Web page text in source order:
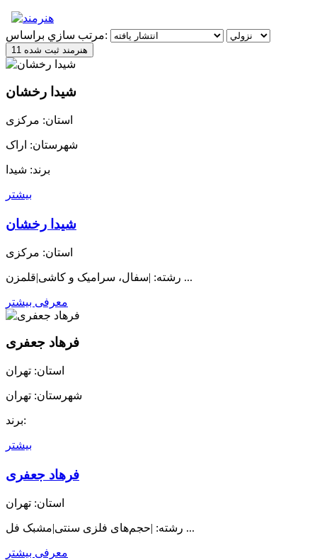
مرتب سازي براساس:
11 هنرمند ثبت شده
شیدا رخشان
استان: مرکزی
شهرستان: اراک
برند: شیدا
بیشتر
شیدا رخشان
استان: مرکزی
رشته: |سفال، سرامیک و کاشی|قلمزن ...
معرفی بیشتر
فرهاد جعفری
استان: تهران
شهرستان: تهران
برند:
بیشتر
فرهاد جعفری
استان: تهران
رشته: |حجم‌های فلزی سنتی|مشبک فل ...
معرفی بیشتر